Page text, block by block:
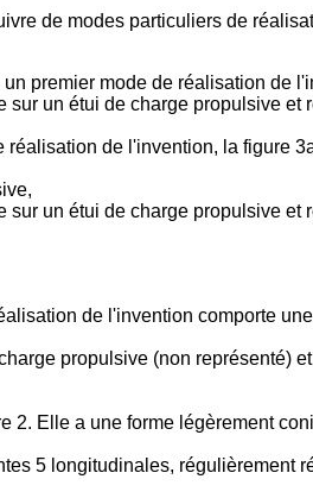
de modes particuliers de
premier mode de réalisation de
un étui de charge propulsive
de l'invention, la figure
un étui de charge propulsive
de l'invention comporte
propulsive (non représenté)
Elle a une forme légèrement
5 longitudinales, régulièrement